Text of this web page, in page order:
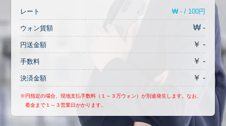
レート ₩ - / 100円
ウォン貨額 ₩ -
円送金額 ￥ -
手数料 ￥ -
決済金額 ￥ -
※円指定の場合、現地支払手数料（１～３万ウォン）が別途発生します。なお、
着金まで１～３営業日かかります。